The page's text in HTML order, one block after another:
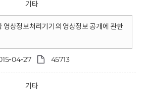
기타
영상정보처리기기의 영상정보 공개에 관한
04-27 45713
기타